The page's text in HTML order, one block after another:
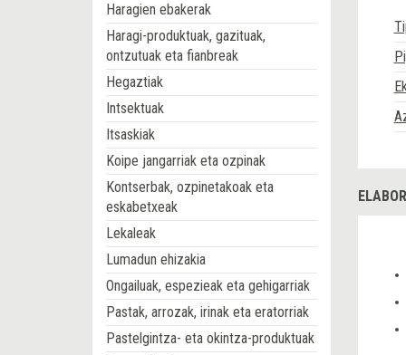
Haragien ebakerak
Haragi-produktuak, gazituak,
ontzutuak eta fianbreak
Hegaztiak
Intsektuak
Itsaskiak
Koipe jangarriak eta ozpinak
Kontserbak, ozpinetakoak eta
eskabetxeak
Lekaleak
Lumadun ehizakia
Ongailuak, espezieak eta gehigarriak
Pastak, arrozak, irinak eta eratorriak
Pastelgintza- eta okintza-produktuak